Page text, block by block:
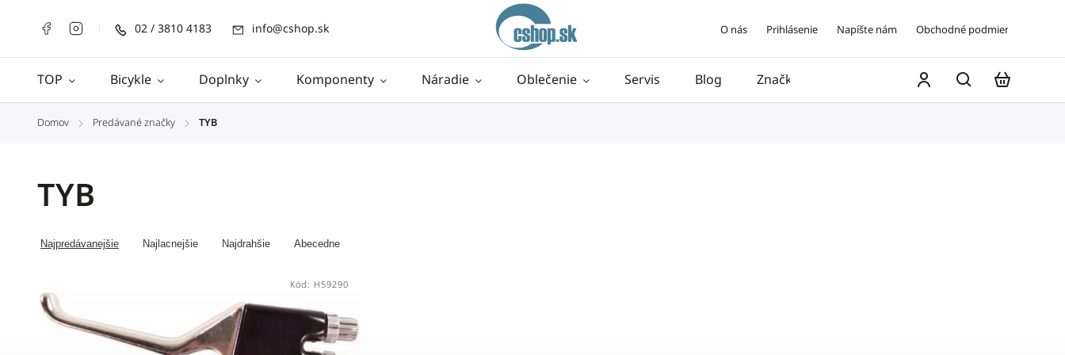
02 / 3810 4183 info@cshop.sk O nás Prihlásenie Napíšte nám Obchodné podmienky
TOP Bicykle Doplnky Komponenty Náradie Oblečenie Servis Blog Značky
Domov / Predávané značky / TYB
TYB
Najpredávanejšie Najlacnejšie Najdrahšie Abecedne
Kód: H59290